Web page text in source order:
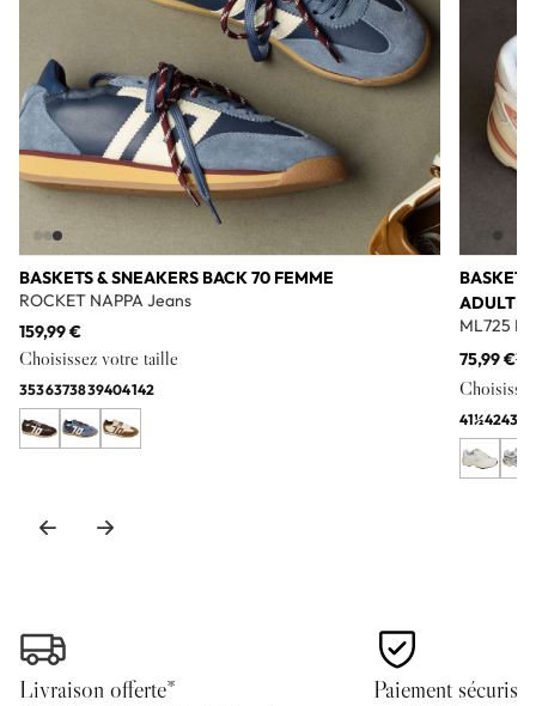
BASKETS & SNEAKERS BACK 70 FEMME
ROCKET NAPPA Jeans
159,99 €
Choisissez votre taille
3536373839404142
ADULTE
ML725
75,99 €
41½4243
Livraison offerte* Paiement sécurisé